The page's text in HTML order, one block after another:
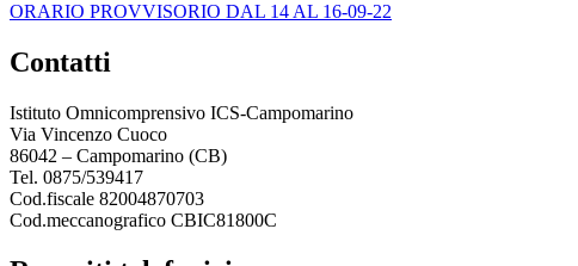
ORARIO PROVVISORIO DAL 14 AL 16-09-22
contatti
Istituto Omnicomprensivo ICS-Campomarino
Via Vincenzo Cuoco
86042 – Campomarino (CB)
Tel. 0875/539417
Cod.fiscale 82004870703
Cod.meccanografico CBIC81800C